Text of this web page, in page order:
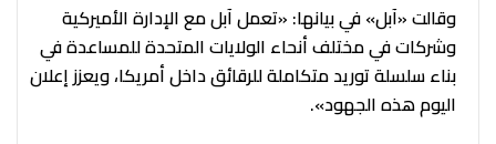
وقالت «آبل» في بيانها: «تعمل آبل مع الإدارة الأميركية
وشركات في مختلف أنحاء الولايات المتحدة للمساعدة في
بناء سلسلة توريد متكاملة للرقائق داخل أمريكا، ويعزز إعلان
اليوم هذه الجهود».